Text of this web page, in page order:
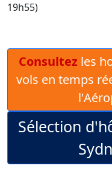
19h55)
Consultez les
vols en temps
Sélection